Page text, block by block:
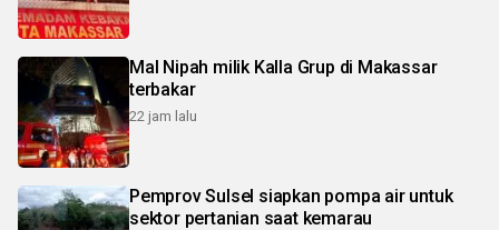
Mal Nipah milik Kalla Grup di Makassar
terbakar
22 jam lalu
Pemprov Sulsel siapkan pompa air untuk
sektor pertanian saat kemarau